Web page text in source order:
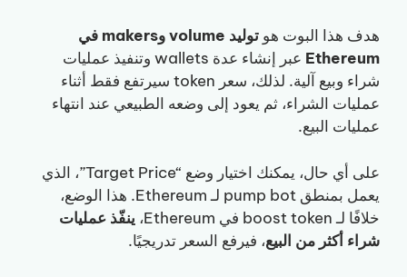
هدف هذا البوت هو
توليد volume وmakers في
Ethereum
عبر إنشاء عدة wallets وتنفيذ عمليات
شراء وبيع آلية. لذلك، سعر token سيرتفع فقط أثناء
عمليات الشراء، ثم يعود إلى وضعه الطبيعي عند انتهاء
عمليات البيع.
على أي حال، يمكنك اختيار وضع “Target Price”، الذي
يعمل بمنطق pump bot لـ Ethereum. هذا الوضع،
خلافًا لـ boost token في Ethereum،
ينفّذ عمليات
شراء أكثر من البيع، فيرفع السعر تدريجيًا.